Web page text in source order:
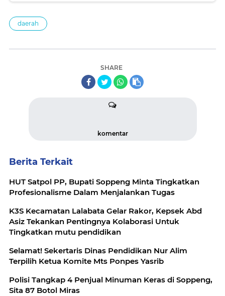
daerah
SHARE
komentar
Berita Terkait
HUT Satpol PP, Bupati Soppeng Minta Tingkatkan
Profesionalisme Dalam Menjalankan Tugas
K3S Kecamatan Lalabata Gelar Rakor, Kepsek Abd
Asiz Tekankan Pentingnya Kolaborasi Untuk
Tingkatkan mutu pendidikan
Selamat! Sekertaris Dinas Pendidikan Nur Alim
Terpilih Ketua Komite Mts Ponpes Yasrib
Polisi Tangkap 4 Penjual Minuman Keras di Soppeng,
Sita 87 Botol Miras